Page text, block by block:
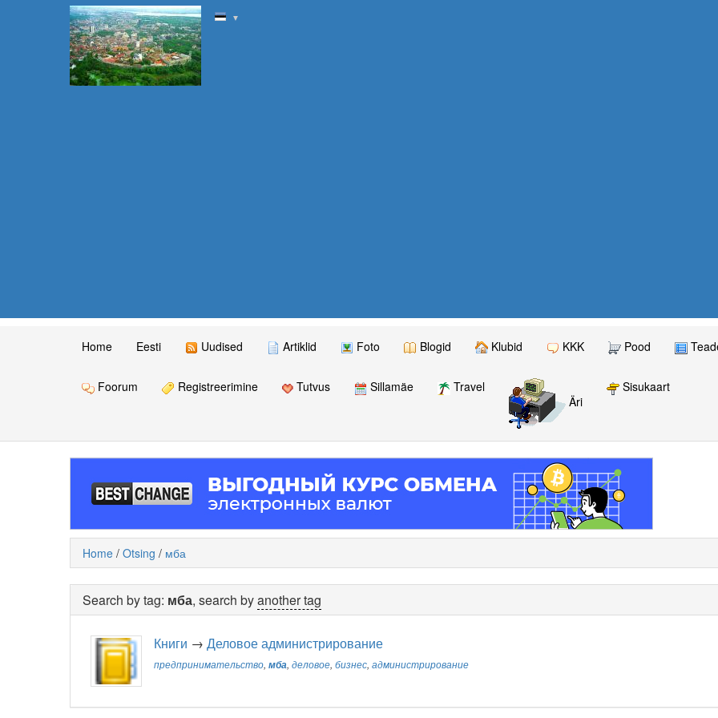
▼
Home Eesti Uudised Artiklid Foto Blogid Klubid KKK Pood
Foorum Registreerimine Tutvus Sillamäe
Travel
Äri
Sisukaart
Home / Otsing / мба
Search by tag: мба, search byanother tag
Книги → Деловое администрирование
предпринимательство, мба, деловое, бизнес, администрирование